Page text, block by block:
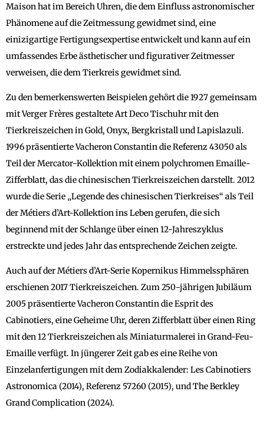
Maison hat im Bereich Uhren, die dem Einfluss astronomischer
Phänomene auf die Zeitmessung gewidmet sind, eine
einizigartige Fertigungsexpertise entwickelt und kann auf ein
umfassendes Erbe ästhetischer und figurativer Zeitmesser
verweisen, die dem Tierkreis gewidmet sind.
Zu den bemerkenswerten Beispielen gehört die 1927 gemeinsam
mit Verger Frères gestaltete Art Deco Tischuhr mit den
Tierkreiszeichen in Gold, Onyx, Bergkristall und Lapislazuli.
1996 präsentierte Vacheron Constantin die Referenz 43050 als
Teil der Mercator-Kollektion mit einem polychromen Emaille-
Zifferblatt, das die chinesischen Tierkreiszeichen darstellt. 2012
wurde die Serie „Legende des chinesischen Tierkreises“ als Teil
der Métiers d’Art-Kollektion ins Leben gerufen, die sich
beginnend mit der Schlange über einen 12-Jahreszyklus
erstreckte und jedes Jahr das entsprechende Zeichen zeigte.
Auch auf der Métiers d’Art-Serie Kopernikus Himmelssphären
erschienen 2017 Tierkreiszeichen. Zum 250-jährigen Jubiläum
2005 präsentierte Vacheron Constantin die Esprit des
Cabinotiers, eine Geheime Uhr, deren Zifferblatt über einen Ring
mit den 12 Tierkreiszeichen als Miniaturmalerei in Grand-Feu-
Emaille verfügt. In jüngerer Zeit gab es eine Reihe von
Einzelanfertigungen mit dem Zodiakkalender: Les Cabinotiers
Astronomica (2014), Referenz 57260 (2015), und The Berkley
Grand Complication (2024).